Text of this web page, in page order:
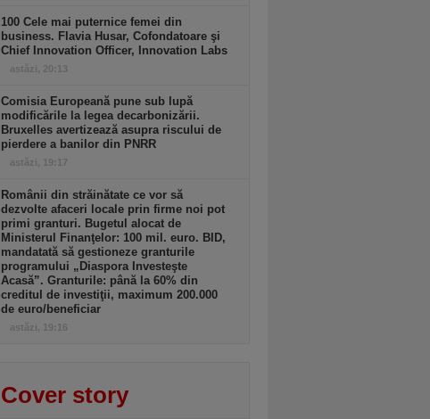
100 Cele mai puternice femei din
business. Flavia Husar, Cofondatoare şi
Chief Innovation Officer, Innovation Labs
astăzi, 20:13
Comisia Europeană pune sub lupă
modificările la legea decarbonizării.
Bruxelles avertizează asupra riscului de
pierdere a banilor din PNRR
astăzi, 19:17
Românii din străinătate ce vor să
dezvolte afaceri locale prin firme noi pot
primi granturi. Bugetul alocat de
Ministerul Finanţelor: 100 mil. euro. BID,
mandatată să gestioneze granturile
programului „Diaspora Investeşte
Acasă”. Granturile: până la 60% din
creditul de investiţii, maximum 200.000
de euro/beneficiar
astăzi, 19:16
Cover story